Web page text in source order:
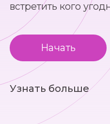
встретить кого
Начать
Узнать больше